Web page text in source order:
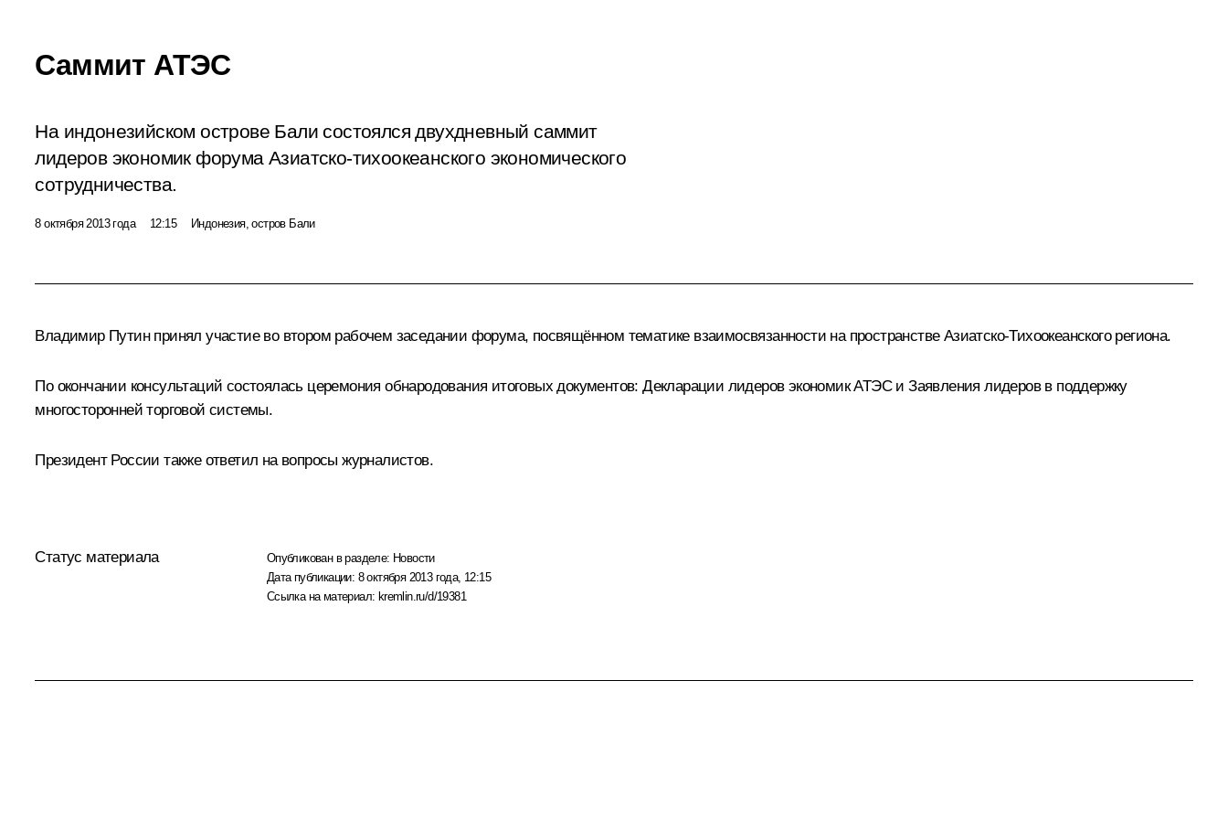
Саммит АТЭС
На индонезийском острове Бали состоялся двухдневный саммит
лидеров экономик форума Азиатско-тихоокеанского экономического
сотрудничества.
8 октября 2013 года 12:15 Индонезия, остров Бали
Владимир Путин принял участие во втором рабочем заседании форума, посвящённом тематике взаимосвязанности на пространстве Азиатско-Тихоокеанского региона.
По окончании консультаций состоялась церемония обнародования итоговых документов: Декларации лидеров экономикАТЭСи Заявления лидеров в поддержку
многосторонней торговой системы.
Президент России также ответил на вопросы журналистов.
Статус материала Опубликован в разделе: Новости
Дата публикации: 8 октября 2013 года, 12:15
Ссылка на материал: kremlin.ru/d/19381